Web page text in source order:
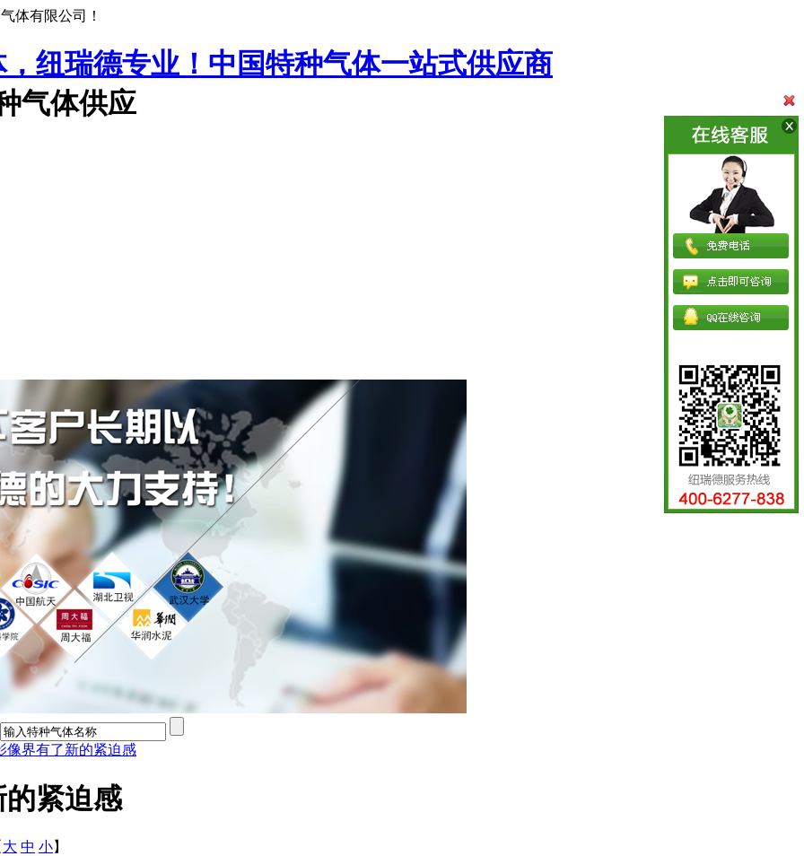
体有限公司！
中国特种气体一站式供应商
气体供应
像界有了新的紧迫感
紧迫感
大 中 小】